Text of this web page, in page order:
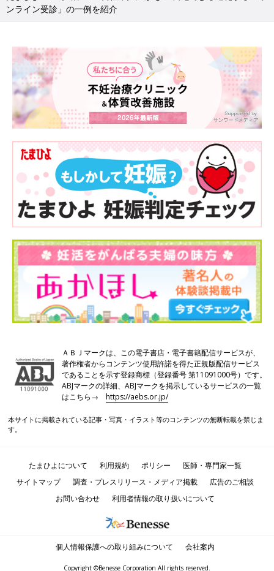
ンライン受診」の一例を紹介
ＡＢＪマークは、この電子書店・電子書籍配信サービスが、
著作権者からコンテンツ使用許諾を得た正規版配信サービス
であることを示す登録商標（登録番号 第11091000号）です。
ABJマークの詳細、ABJマークを掲示しているサービスの一覧
はこちら→https://aebs.or.jp/
本サイトに掲載されている記事・写真・イラスト等のコンテンツの無断転載を禁じま
す。
たまひよについて 利用規約 ポリシー
医師・専門家一覧
サイトマップ
調査・プレスリリース・メディア掲載
広告のご相談
お問い合わせ
利用者情報の取り扱いについて
個人情報保護への取り組みについて 会社案内
Copyright ©Benesse Corporation All rights reserved.